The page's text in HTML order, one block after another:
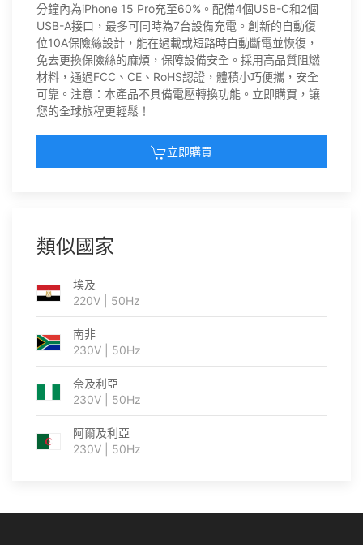
分鐘內為iPhone 15 Pro充至60%。配備4個USB-C和2個
USB-A接口，最多可同時為7台設備充電。創新的自動復
位10A保險絲設計，能在過載或短路時自動斷電並恢復，
免去更換保險絲的麻煩，保障設備安全。採用高品質阻燃
材料，通過FCC、CE、RoHS認證，體積小巧便攜，安全
可靠。注意：本產品不具備電壓轉換功能。立即購買，讓
您的全球旅程更輕鬆！
立即購買
類似國家
埃及
220V | 50Hz
南非
230V | 50Hz
奈及利亞
230V | 50Hz
阿爾及利亞
230V | 50Hz